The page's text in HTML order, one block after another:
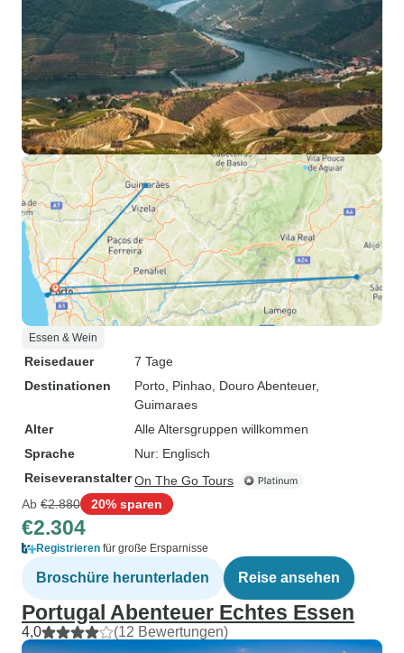
Essen & Wein
Reisedauer
7 Tage
Destinationen
Porto , Pinhao , Douro Abenteuer,
Guimaraes
Alter
Alle Altersgruppen willkommen
Sprache
Nur: Englisch
ReiseveranstalterOn The Go Tours
Ab €2.880 20% sparen
€2.304
Registrieren für große Ersparnisse
Broschüre herunterladen Reise ansehen
Portugal Abenteuer Echtes Essen
4,0 (12 Bewertungen)